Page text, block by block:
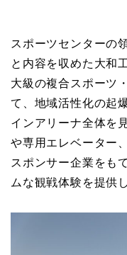
スポーツセンターの
と内容を収めた大和
大級の複合スポーツ
て、地域活性化の起
インアリーナ全体を
や専用エレベーター
スポンサー企業をも
ムな観戦体験を提供